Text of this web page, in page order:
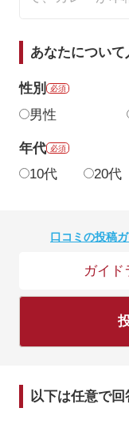
あなたについ
性別 必須
男性
年代 必須
10代 20代
口コミの投稿
ガイド
以下は任意で